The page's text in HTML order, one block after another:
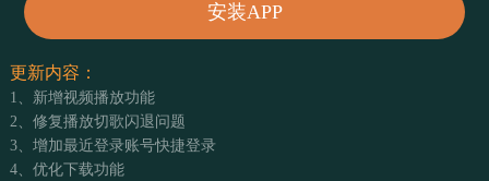
安装APP
更新内容：
1、新增视频播放功能
2、修复播放切歌闪退问题
3、增加最近登录账号快捷登录
4、优化下载功能